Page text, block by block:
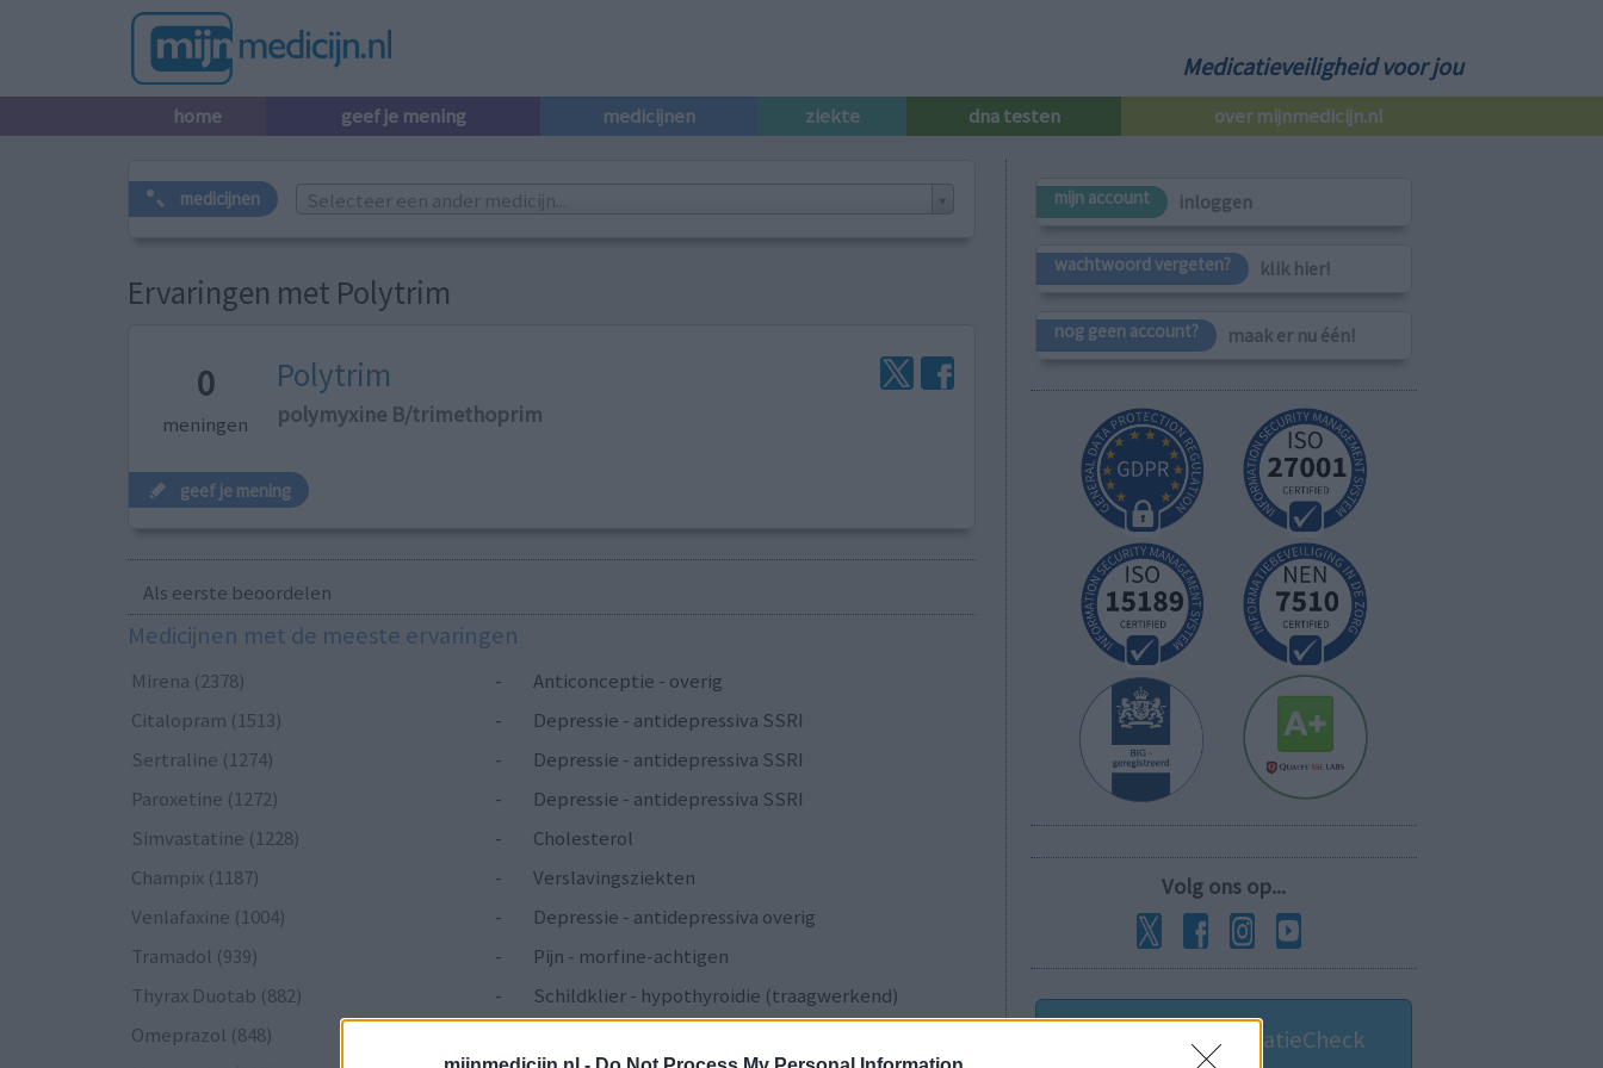
Medicatieveiligheid voor jou
home geef je mening medicijnen ziekte dna testen over mijnmedicijn.nl
medicijnen Selecteer een ander medicijn...
Ervaringen met Polytrim
0
meningen
Polytrim
polymyxine B/trimethoprim
geef je mening
Als eerste beoordelen
Medicijnen met de meeste ervaringen
Mirena (2378) -
Anticonceptie - overig
Citalopram (1513)
-
Depressie - antidepressiva SSRI
Sertraline (1274)
-
Depressie - antidepressiva SSRI
Paroxetine (1272)
-
Depressie - antidepressiva SSRI
Simvastatine (1228)
-
Cholesterol
Champix (1187)
-
Verslavingsziekten
Venlafaxine (1004)
-
Depressie - antidepressiva overig
Tramadol (939)
-
Pijn - morfine-achtigen
Thyrax Duotab (882)
-
Schildklier - hypothyroidie (traagwerkend)
Omeprazol (848)
mijn account inloggen
wachtwoord vergeten? klik hier!
nog geen account? maak er nu één!
Volg ons op...
MedicatieCombinatieCheck